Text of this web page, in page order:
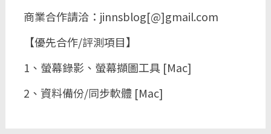
商業合作請洽：jinnsblog[@]gmail.com
【優先合作/評測項目】
1、螢幕錄影、螢幕擷圖工具 [Mac]
2、資料備份/同步軟體 [Mac]